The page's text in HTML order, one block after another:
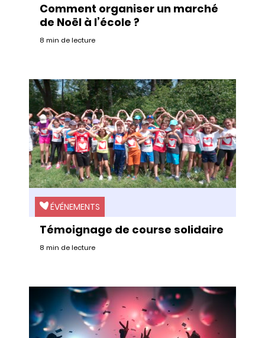
Comment organiser un marché
de Noël à l’école ?
8 min de lecture
ÉVÉNEMENTS
Témoignage de course solidaire
8 min de lecture